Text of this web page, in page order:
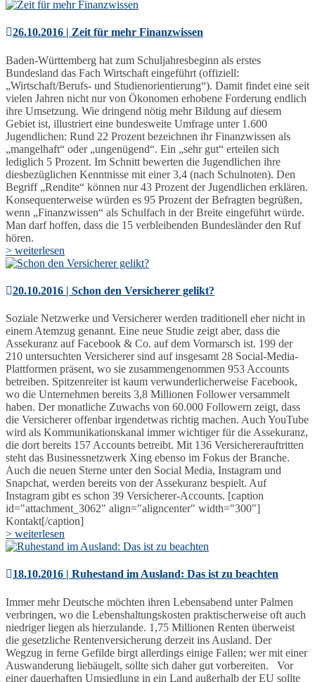
26.10.2016 | Zeit für mehr Finanzwissen
Baden-Württemberg hat zum Schuljahresbeginn als erstes
Bundesland das Fach Wirtschaft eingeführt (offiziell:
„Wirtschaft/Berufs- und Studienorientierung“). Damit findet eine seit
vielen Jahren nicht nur von Ökonomen erhobene Forderung endlich
ihre Umsetzung. Wie dringend nötig mehr Bildung auf diesem
Gebiet ist, illustriert eine bundesweite Umfrage unter 1.600
Jugendlichen: Rund 22 Prozent bezeichnen ihr Finanzwissen als
„mangelhaft“ oder „ungenügend“. Ein „sehr gut“ erteilen sich
lediglich 5 Prozent. Im Schnitt bewerten die Jugendlichen ihre
diesbezüglichen Kenntnisse mit einer 3,4 (nach Schulnoten). Den
Begriff „Rendite“ können nur 43 Prozent der Jugendlichen erklären.
Konsequenterweise würden es 95 Prozent der Befragten begrüßen,
wenn „Finanzwissen“ als Schulfach in der Breite eingeführt würde.
Man darf hoffen, dass die 15 verbleibenden Bundesländer den Ruf
hören.
> weiterlesen
20.10.2016 | Schon den Versicherer gelikt?
Soziale Netzwerke und Versicherer werden traditionell eher nicht in
einem Atemzug genannt. Eine neue Studie zeigt aber, dass die
Assekuranz auf Facebook & Co. auf dem Vormarsch ist. 199 der
210 untersuchten Versicherer sind auf insgesamt 28 Social-Media-
Plattformen präsent, wo sie zusammengenommen 953 Accounts
betreiben. Spitzenreiter ist kaum verwunderlicherweise Facebook,
wo die Unternehmen bereits 3,8 Millionen Follower versammelt
haben. Der monatliche Zuwachs von 60.000 Followern zeigt, dass
die Versicherer offenbar irgendetwas richtig machen. Auch YouTube
wird als Kommunikationskanal immer wichtiger für die Assekuranz,
die dort bereits 157 Accounts betreibt. Mit 136 Versichererauftritten
steht das Businessnetzwerk Xing ebenso im Fokus der Branche.
Auch die neuen Sterne unter den Social Media, Instagram und
Snapchat, werden bereits von der Assekuranz bespielt. Auf
Instagram gibt es schon 39 Versicherer-Accounts. [caption
id="attachment_3062" align="aligncenter" width="300"]
Kontakt[/caption]
> weiterlesen
18.10.2016 | Ruhestand im Ausland: Das ist zu beachten
Immer mehr Deutsche möchten ihren Lebensabend unter Palmen
verbringen, wo die Lebenshaltungskosten praktischerweise oft auch
niedriger liegen als hierzulande. 1,75 Millionen Renten überweist
die gesetzliche Rentenversicherung derzeit ins Ausland. Der
Wegzug in ferne Gefilde birgt allerdings einige Fallen; wer mit einer
Auswanderung liebäugelt, sollte sich daher gut vorbereiten. Vor
einer dauerhaften Umsiedlung in ein Land außerhalb der EU sollte